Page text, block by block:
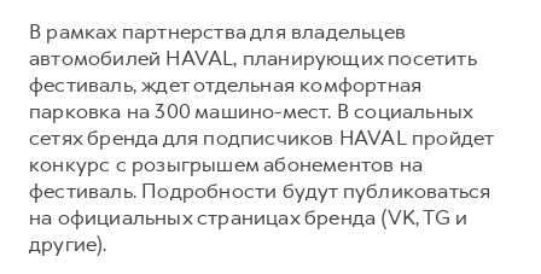
В рамках партнерства для владельцев
автомобилей HAVAL, планирующих посетить
фестиваль, ждет отдельная комфортная
парковка на 300 машино-мест. В социальных
сетях бренда для подписчиков HAVAL пройдет
конкурс с розыгрышем абонементов на
фестиваль. Подробности будут публиковаться
на официальных страницах бренда (VK, TG и
другие).